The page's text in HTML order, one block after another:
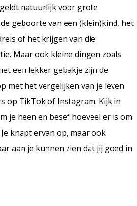
natuurlijk voor grote
geboorte van een (klein)kind, het
of het krijgen van die
Maar ook kleine dingen zoals
een lekker gebakje zijn de
met het vergelijken van je leven
op TikTok of Instagram. Kijk in
je heen en besef hoeveel er is om
knapt ervan op, maar ook
aan je kunnen zien dat jij goed in